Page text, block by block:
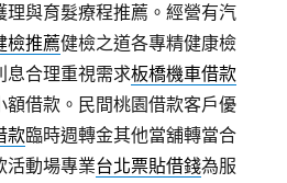
理與育髮療程推薦。經營有汽
檢推薦健檢之道各專精健康檢
息合理重視需求板橋機車借款
額借款。民間桃園借款客戶優
款臨時週轉金其他當舖轉當合
活動場專業台北票貼借錢為服